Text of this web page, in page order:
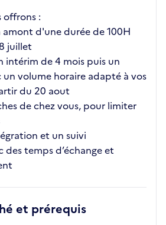
offrons :
d'une durée de 100H
juillet
intérim de 4 mois puis un
volume horaire adapté à vos
du 20 aout
de chez vous, pour limiter
et un suivi
des temps d’échange et
et prérequis